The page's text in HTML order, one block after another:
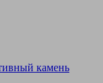
камень